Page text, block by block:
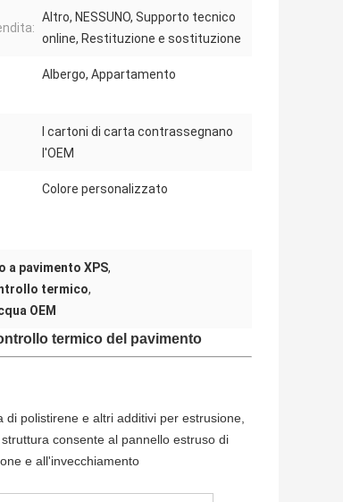
Altro, NESSUNO, Supporto tecnico
online, Restituzione e sostituzione
Albergo, Appartamento
I cartoni di carta contrassegnano
l'OEM
Colore personalizzato
a pavimento XPS,
termico,
OEM
termico del pavimento
polistirene e altri additivi per estrusione,
consente al pannello estruso di
e all'invecchiamento